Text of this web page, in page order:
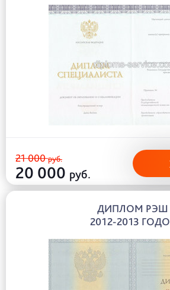
21 000руб.
20 000 руб.
ДИПЛОМ РЭШ
2012-2013